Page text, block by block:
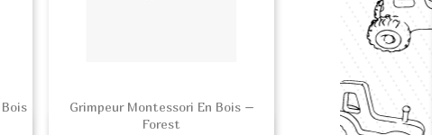
Grimpeur Montessori En Bois –
Forest